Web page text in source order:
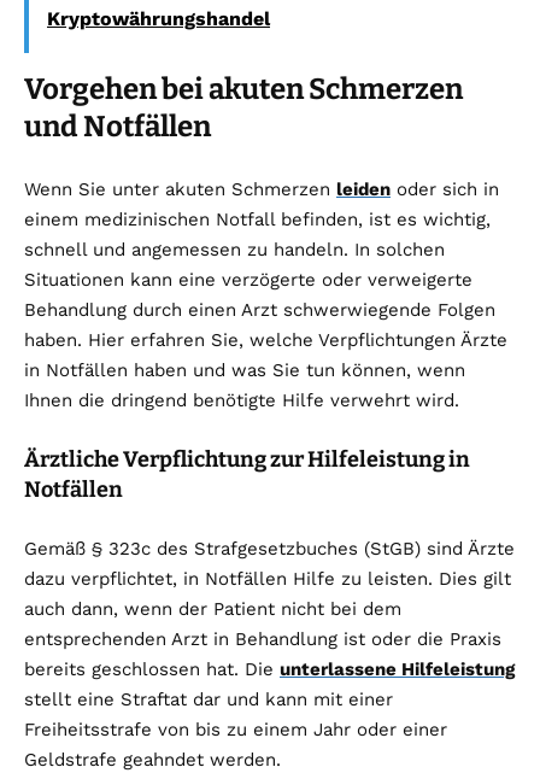
Kryptowährungshandel
Vorgehen bei akuten Schmerzen
und Notfällen
Wenn Sie unter akuten Schmerzen leiden oder sich in
einem medizinischen Notfall befinden, ist es wichtig,
schnell und angemessen zu handeln. In solchen
Situationen kann eine verzögerte oder verweigerte
Behandlung durch einen Arzt schwerwiegende Folgen
haben. Hier erfahren Sie, welche Verpflichtungen Ärzte
in Notfällen haben und was Sie tun können, wenn
Ihnen die dringend benötigte Hilfe verwehrt wird.
Ärztliche Verpflichtung zur Hilfeleistung in
Notfällen
Gemäß § 323c des Strafgesetzbuches (StGB) sind Ärzte
dazu verpflichtet, in Notfällen Hilfe zu leisten. Dies gilt
auch dann, wenn der Patient nicht bei dem
entsprechenden Arzt in Behandlung ist oder die Praxis
bereits geschlossen hat. Die unterlassene Hilfeleistung
stellt eine Straftat dar und kann mit einer
Freiheitsstrafe von bis zu einem Jahr oder einer
Geldstrafe geahndet werden.